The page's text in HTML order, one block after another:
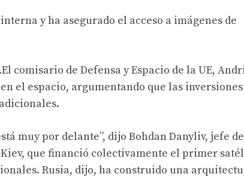
y ha asegurado el acceso a imágenes de
El comisario de Defensa y Espacio de la UE,
el espacio, argumentando que las
muy por delante”, dijo Bohdan Danyliv, jefe
que financió colectivamente el primer
Rusia, dijo, ha construido una